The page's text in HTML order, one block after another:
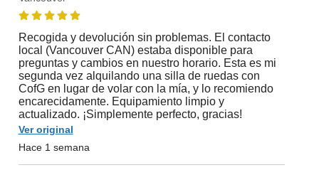
Recogida y devolución sin problemas. El contacto
local (Vancouver CAN) estaba disponible para
preguntas y cambios en nuestro horario. Esta es mi
segunda vez alquilando una silla de ruedas con
CofG en lugar de volar con la mía, y lo recomiendo
encarecidamente. Equipamiento limpio y
actualizado. ¡Simplemente perfecto, gracias!
Ver original
Hace 1 semana